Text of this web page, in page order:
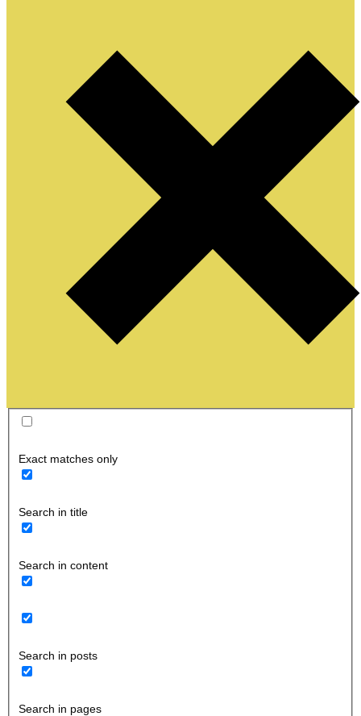
Exact matches only
Search in title
Search in content
Search in posts
Search in pages